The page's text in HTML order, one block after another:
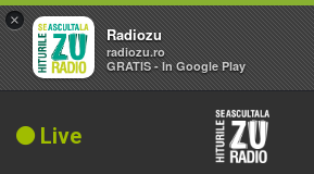
Live
×
Radiozu
radiozu.ro
GRATIS - In Google Play